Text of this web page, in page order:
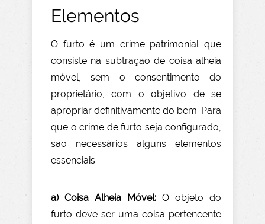
Elementos
O furto é um crime patrimonial que
consiste na subtração de coisa alheia
móvel, sem o consentimento do
proprietário, com o objetivo de se
apropriar definitivamente do bem. Para
que o crime de furto seja configurado,
são necessários alguns elementos
essenciais:
a) Coisa Alheia Móvel: O objeto do
furto deve ser uma coisa pertencente